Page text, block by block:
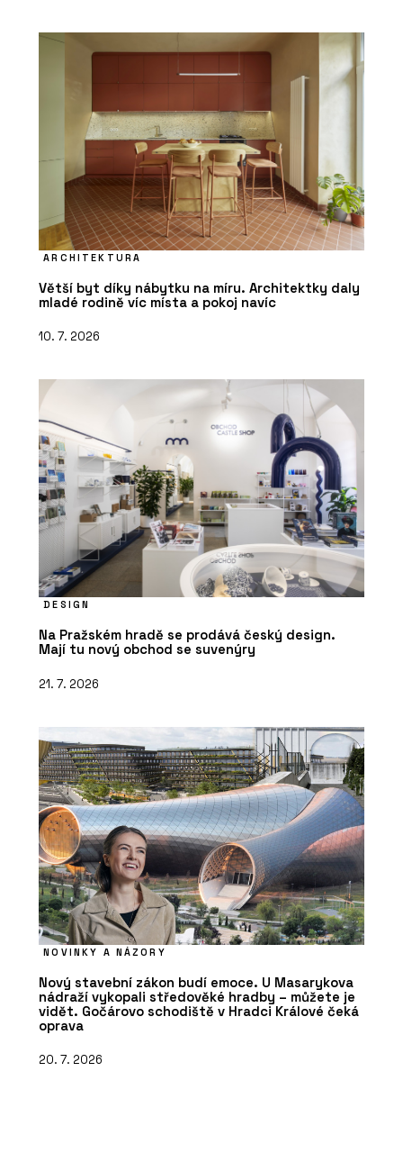
ARCHITEKTURA
Větší byt díky nábytku na míru. Architektky daly
mladé rodině víc místa a pokoj navíc
10. 7. 2026
DESIGN
Na Pražském hradě se prodává český design.
Mají tu nový obchod se suvenýry
21. 7. 2026
NOVINKY A NÁZORY
Nový stavební zákon budí emoce. U Masarykova
nádraží vykopali středověké hradby – můžete je
vidět. Gočárovo schodiště v Hradci Králové čeká
oprava
20. 7. 2026